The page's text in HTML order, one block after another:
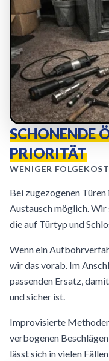
SCHONENDE
PRIORITÄT
WENIGER
Bei zugezogenen
Austausch möglich. Wir
die auf Türtyp und
Wenn ein
wir das vorab. Im
passenden Ersatz,
und sicher ist.
Improvisierte
verbogenen
lässt sich in vielen